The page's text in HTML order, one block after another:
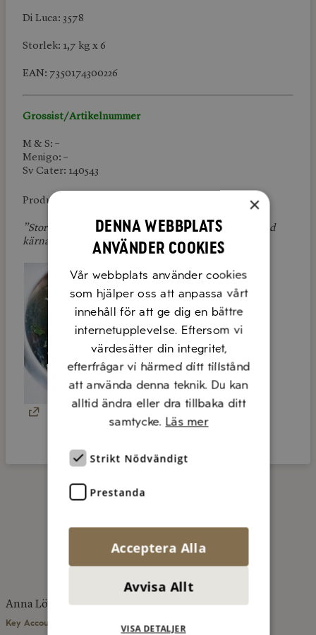
Di Luca: 3578
Storlek: 1,7 kg x 6
EAN: 7350174300226
Grossist/Artikelnummer
M & S: –
Menigo: –
Sv Cater: 140543
Produktlänk:
”Stora gröna Italienska naturella Cerignola oliver med
kärna, och med en mild, frisk smak”
KONTAKTA OSS
Anna Löfgren
Key Account Manager, Region Mellan/Norr
×
Denna webbplats
använder cookies
Vår webbplats använder cookies
som hjälper oss att anpassa vårt
innehåll för att ge dig en bättre
internetupplevelse. Eftersom vi
värdesätter din integritet,
efterfrågar vi härmed ditt tillstånd
att använda denna teknik. Du kan
alltid ändra eller dra tillbaka ditt
samtycke. Läs mer
Strikt Nödvändigt
Prestanda
Acceptera Alla
Avvisa Allt
VISA DETALJER